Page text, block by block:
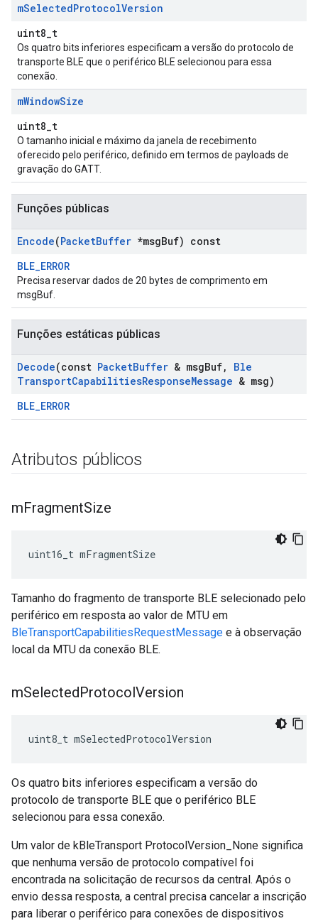
mSelectedProtocolVersion
uint8_t
Os quatro bits inferiores especificam a versão do protocolo de
transporte BLE que o periférico BLE selecionou para essa
conexão.
mWindowSize
uint8_t
O tamanho inicial e máximo da janela de recebimento
oferecido pelo periférico, definido em termos de payloads de
gravação do GATT.
Funções públicas
Encode(PacketBuffer *msgBuf) const
BLE_ERROR
Precisa reservar dados de 20 bytes de comprimento em
msgBuf.
Funções estáticas públicas
Decode(const PacketBuffer & msgBuf,
Ble
TransportCapabilitiesResponseMessage & msg)
BLE_ERROR
Atributos públicos
mFragmentSize
uint16_t mFragmentSize
Tamanho do fragmento de transporte BLE selecionado pelo
periférico em resposta ao valor de MTU em
BleTransportCapabilitiesRequestMessage e à observação
local da MTU da conexão BLE.
mSelectedProtocolVersion
uint8_t mSelectedProtocolVersion
Os quatro bits inferiores especificam a versão do
protocolo de transporte BLE que o periférico BLE
selecionou para essa conexão.
Um valor de kBleTransport ProtocolVersion_None significa
que nenhuma versão de protocolo compatível foi
encontrada na solicitação de recursos da central. Após o
envio dessa resposta, a central precisa cancelar a inscrição
para liberar o periférico para conexões de dispositivos